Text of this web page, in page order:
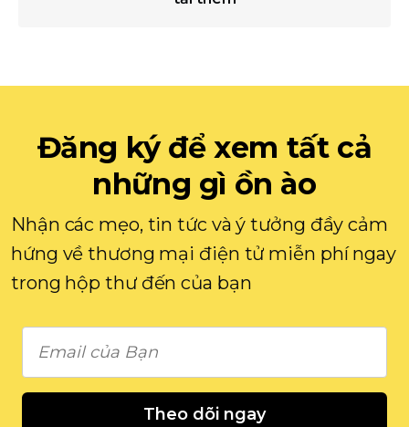
Đăng ký để xem tất cả
những gì ồn ào
Nhận các mẹo, tin tức và ý tưởng đầy cảm
hứng về thương mại điện tử miễn phí ngay
trong hộp thư đến của bạn
Theo dõi ngay